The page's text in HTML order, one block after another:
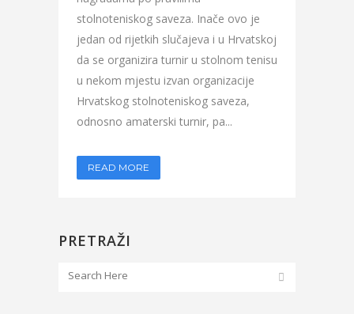
stolnoteniskog saveza. Inače ovo je
jedan od rijetkih slučajeva i u Hrvatskoj
da se organizira turnir u stolnom tenisu
u nekom mjestu izvan organizacije
Hrvatskog stolnoteniskog saveza,
odnosno amaterski turnir, pa...
READ MORE
PRETRAŽI